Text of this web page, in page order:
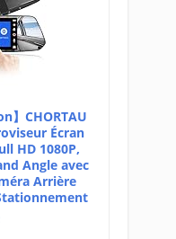
】CHORTAU
Écran
HD 1080P,
Angle avec
Arrière